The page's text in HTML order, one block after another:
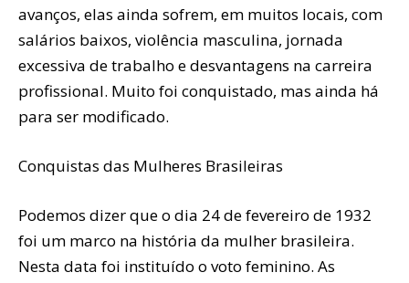
avanços, elas ainda sofrem, em muitos locais, com
salários baixos, violência masculina, jornada
excessiva de trabalho e desvantagens na carreira
profissional. Muito foi conquistado, mas ainda há
para ser modificado.
Conquistas das Mulheres Brasileiras
Podemos dizer que o dia 24 de fevereiro de 1932
foi um marco na história da mulher brasileira.
Nesta data foi instituído o voto feminino. As